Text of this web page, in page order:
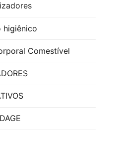
higiênico
Comestível